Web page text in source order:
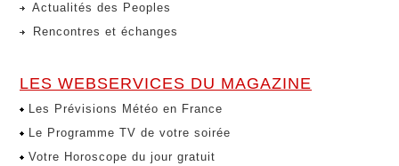
Actualités des Peoples
Rencontres et échanges
LES WEBSERVICES DU MAGAZINE
Les Prévisions Météo en France
Le Programme TV de votre soirée
Votre Horoscope du jour gratuit